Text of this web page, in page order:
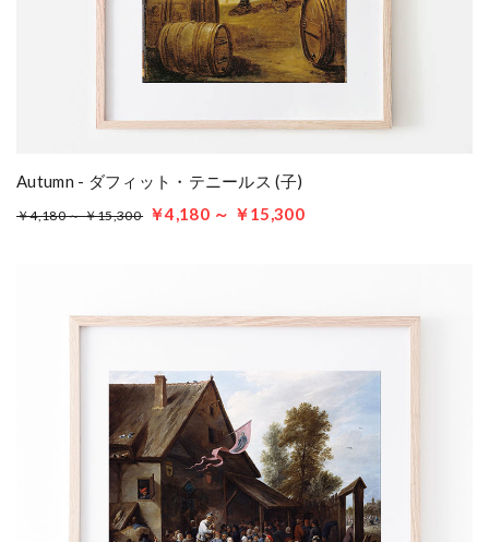
Autumn - ダフィット・テニールス (子)
￥4,180 ～ ￥15,300 ￥4,180 ～ ￥15,300